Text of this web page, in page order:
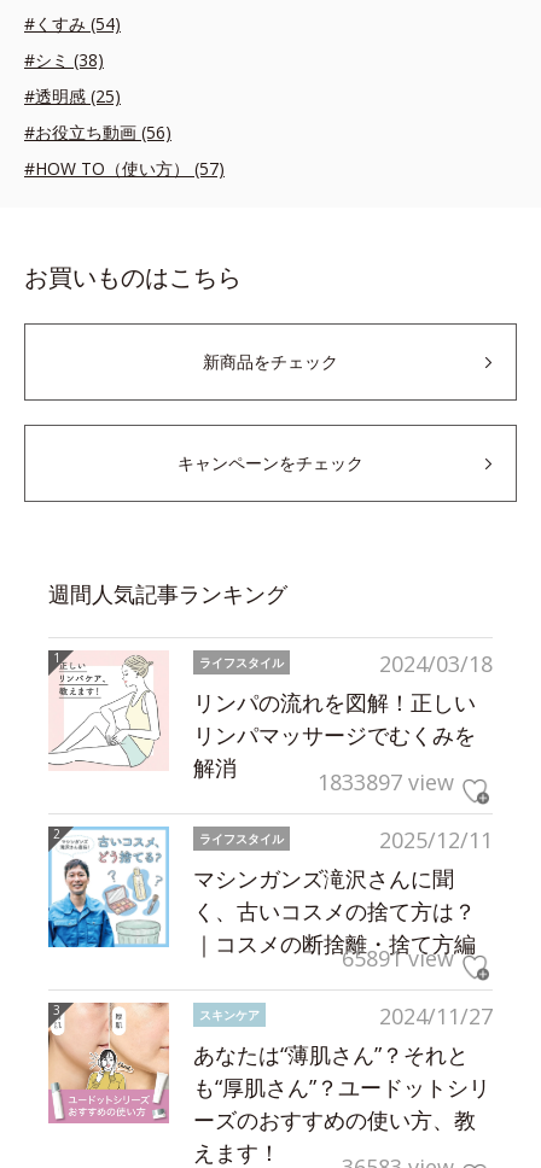
#くすみ (54)
#シミ (38)
#透明感 (25)
#お役立ち動画 (56)
#HOW TO（使い方） (57)
お買いものはこちら
新商品をチェック
キャンペーンをチェック
週間人気記事ランキング
2024/03/18
ライフスタイル
リンパの流れを図解！正しい
リンパマッサージでむくみを
解消
1833897 view
2025/12/11
ライフスタイル
マシンガンズ滝沢さんに聞
く、古いコスメの捨て方は？
｜コスメの断捨離・捨て方編
65891 view
2024/11/27
スキンケア
あなたは“薄肌さん”？それと
も“厚肌さん”？ユードットシリ
ーズのおすすめの使い方、教
えます！